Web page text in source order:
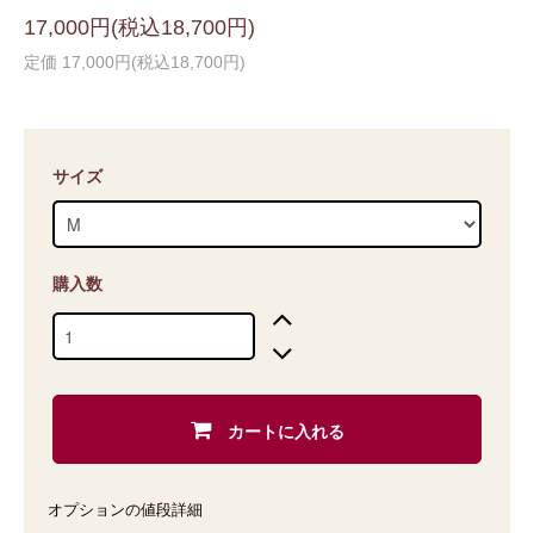
17,000円(税込18,700円)
定価 17,000円(税込18,700円)
サイズ
購入数
カートに入れる
オプションの値段詳細